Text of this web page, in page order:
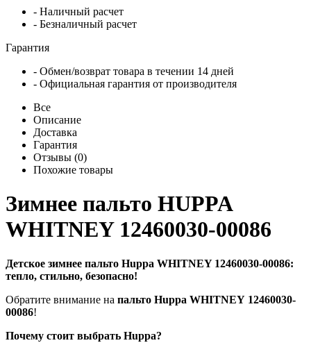
- Наличный расчет
- Безналичный расчет
Гарантия
- Обмен/возврат товара в течении 14 дней
- Официальная гарантия от производителя
Все
Описание
Доставка
Гарантия
Отзывы (0)
Похожие товары
Зимнее пальто HUPPA
WHITNEY 12460030-00086
Детское зимнее пальто Huppa WHITNEY 12460030-00086:
тепло, стильно, безопасно!
Обратите внимание на пальто Huppa WHITNEY 12460030-
00086!
Почему стоит выбрать Huppa?